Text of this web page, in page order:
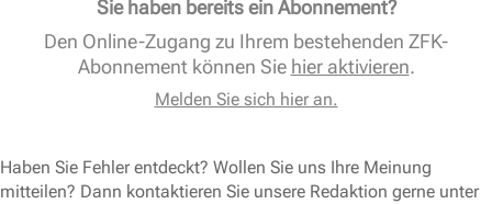
Sie haben bereits ein Abonnement?
Den Online-Zugang zu Ihrem bestehenden ZFK-
Abonnement können Sie hier aktivieren.
Melden Sie sich hier an.
Haben Sie Fehler entdeckt? Wollen Sie uns Ihre Meinung
mitteilen? Dann kontaktieren Sie unsere Redaktion gerne unter